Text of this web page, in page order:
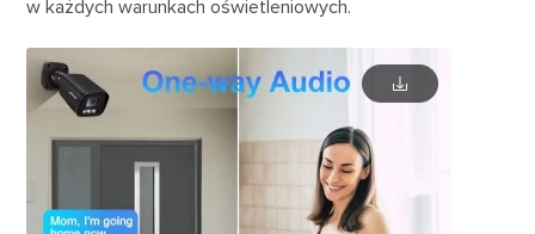
w każdych warunkach oświetleniowych.